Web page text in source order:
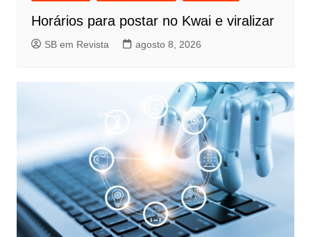
Horários para postar no Kwai e viralizar
SB em Revista agosto 8, 2026